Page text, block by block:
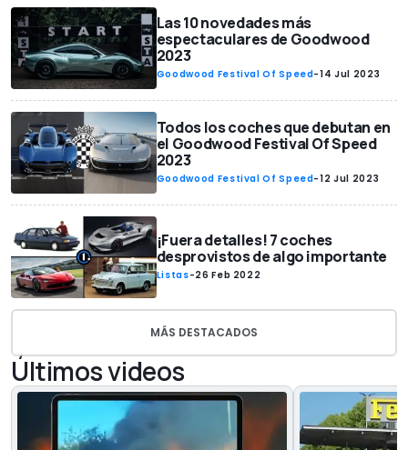
Las 10 novedades más
espectaculares de Goodwood
2023
Goodwood Festival Of Speed-14 Jul 2023
Todos los coches que debutan en
el Goodwood Festival Of Speed
2023
Goodwood Festival Of Speed-12 Jul 2023
¡Fuera detalles! 7 coches
desprovistos de algo importante
Listas-26 Feb 2022
MÁS DESTACADOS
Últimos videos